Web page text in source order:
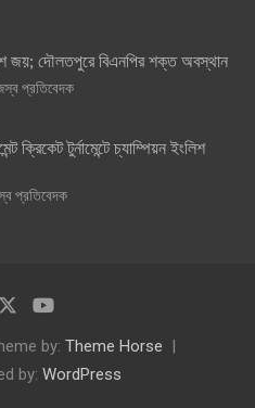
জয়; দৌলতপুরে বিএনপির শক্ত অবস্থান
প্রতিবেদক
ক্রিকেট টুর্নামেন্টে চ্যাম্পিয়ন ইংলিশ
প্রতিবেদক
by: Theme Horse
by: WordPress